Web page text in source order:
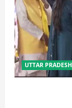
UTTAR PRADESH